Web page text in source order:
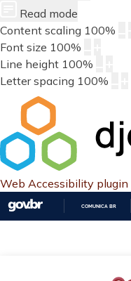
Read mode
Content scaling 100%
Font size 100%
Line height 100%
Letter spacing 100%
Web Accessibility plugin
COMUNICA BR